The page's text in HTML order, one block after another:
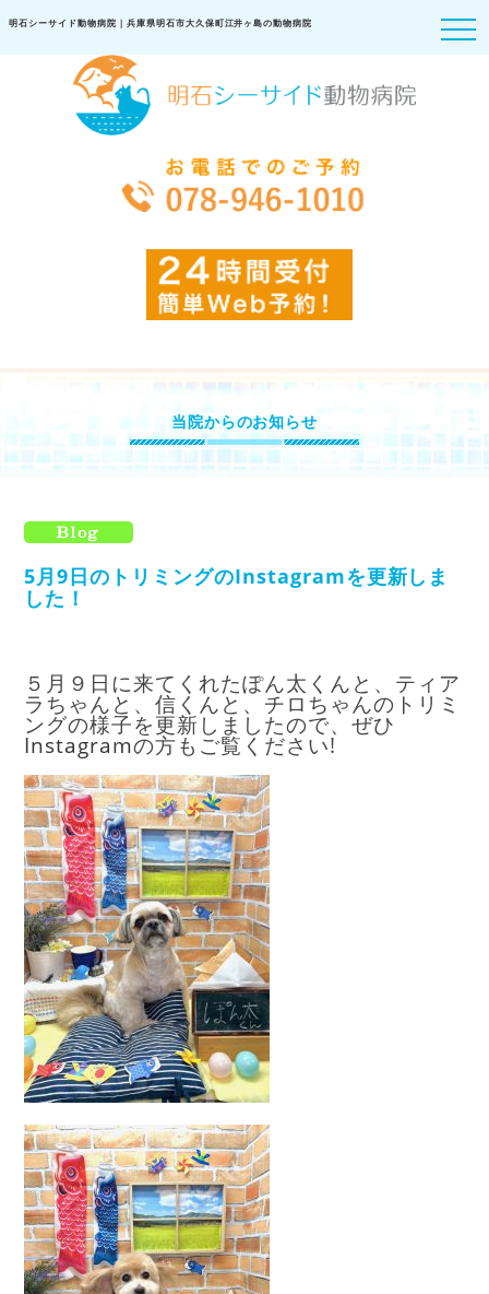
明石シーサイド動物病院｜兵庫県明石市大久保町江井ヶ島の動物病院
当院からのお知らせ
5月9日のトリミングのInstagramを更新しま
した！
５月９日に来てくれたぽん太くんと、ティア
ラちゃんと、信くんと、チロちゃんのトリミ
ングの様子を更新しましたので、ぜひ
Instagramの方もご覧ください!